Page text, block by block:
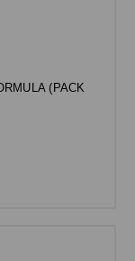
(PACK